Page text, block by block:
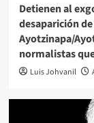
Detienen al
desaparición
Ayotzinapa/
normalistas
Luis Johvanil